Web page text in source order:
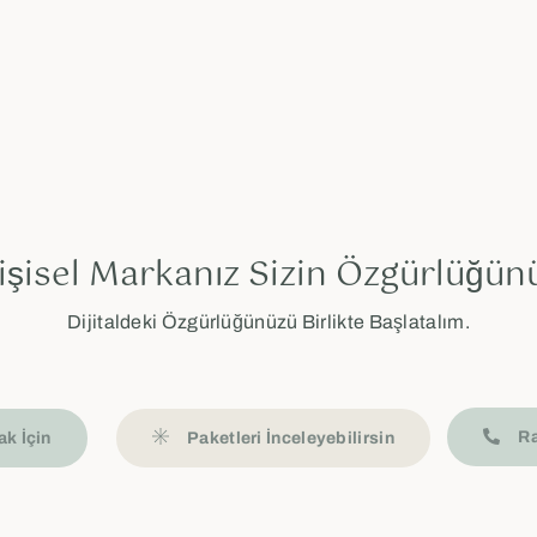
Markanız Sizin
Dijitaldeki Özgürlüğünüzü Birlikte Başlatalım.
İçin Paketleri İnceleyebilirsin